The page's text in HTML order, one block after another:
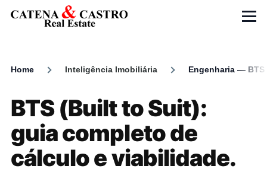
Skip to main content
Menu
Home Inteligência Imobiliária Engenharia — BTS
BTS (Built to Suit):
guia completo de
cálculo e viabilidade.